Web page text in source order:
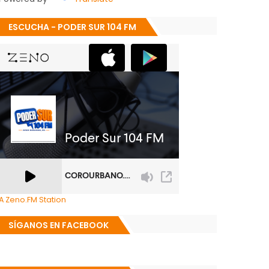
ESCUCHA - PODER SUR 104 FM
Zeno.FM Station
SÍGANOS EN FACEBOOK